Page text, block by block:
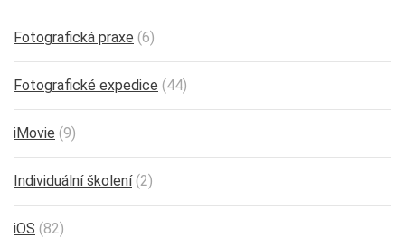
Fotografická praxe (6)
Fotografické expedice (44)
iMovie (9)
Individuální školení(2)
iOS (82)